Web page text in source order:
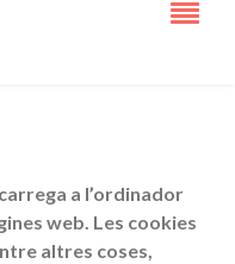
a l’ordinador
web. Les cookies
altres coses,